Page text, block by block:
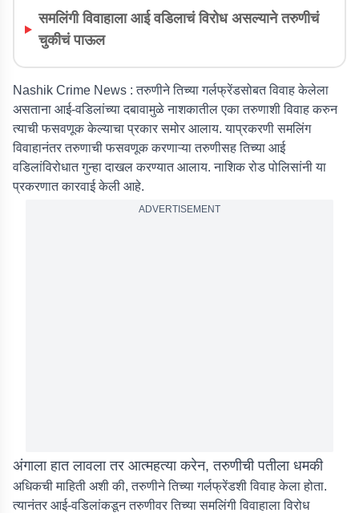
समलिंगी विवाहाला आई वडिलाचं विरोध असल्याने तरुणीचं
चुकीचं पाऊल
Nashik Crime News : तरुणीने तिच्या गर्लफ्रेंडसोबत विवाह केलेला
असताना आई-वडिलांच्या दबावामुळे नाशकातील एका तरुणाशी विवाह करुन
त्याची फसवणूक केल्याचा प्रकार समोर आलाय. याप्रकरणी समलिंग
विवाहानंतर तरुणाची फसवणूक करणाऱ्या तरुणीसह तिच्या आई
वडिलांविरोधात गुन्हा दाखल करण्यात आलाय. नाशिक रोड पोलिसांनी या
प्रकरणात कारवाई केली आहे.
ADVERTISEMENT
अंगाला हात लावला तर आत्महत्या करेन, तरुणीची पतीला धमकी
अधिकची माहिती अशी की, तरुणीने तिच्या गर्लफ्रेंडशी विवाह केला होता.
त्यानंतर आई-वडिलांकडून तरुणीवर तिच्या समलिंगी विवाहाला विरोध